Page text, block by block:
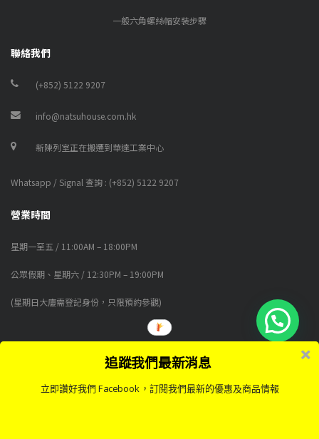
一般六角螺絲帽安裝步驟
聯絡我們
(+852) 5122 9207
info@natsuhouse.com.hk
新陳列室正在搬遷到華達工業中心
Whatsapp / Signal 查詢 : (+852) 5122 9207
營業時間
星期一至五 / 11:00AM – 18:00PM
公眾假期、星期六 / 12:30PM – 19:00PM
(星期日大廈需登記身份，只限預約參觀)
© 2018-2026 NATSUHOUSE FURNITURE LIMITED (公司註冊編號 CR No.
2968320) 版權所有
追蹤我們最新消息
立即讚好我們 Facebook，訂閱我們最新的優惠及商品情報